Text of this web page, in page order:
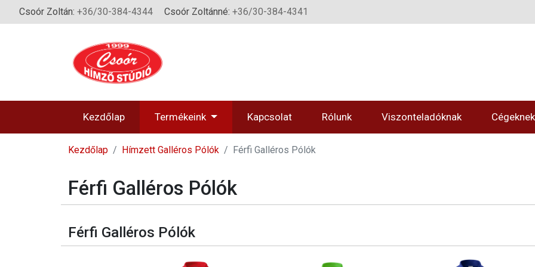
Csoór Zoltán: +36/30-384-4344 Csoór Zoltánné: +36/30-384-4341
Kezdőlap Termékeink Kapcsolat Rólunk Viszonteladóknak Cégeknek
Kezdőlap Hímzett Galléros Pólók Férfi Galléros Pólók
Férfi Galléros Pólók
Férfi Galléros Pólók